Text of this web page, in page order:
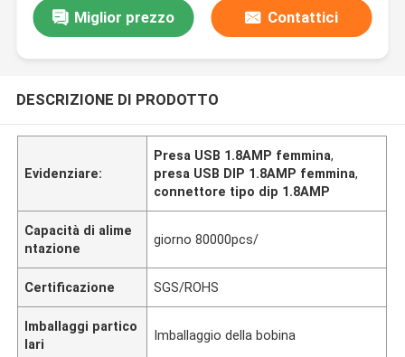
Miglior prezzo Contattici
DESCRIZIONE DI PRODOTTO
Evidenziare:
Presa USB 1.8AMP femmina,
presa USB DIP 1.8AMP femmina,
connettore tipo dip 1.8AMP
Capacità di alime
ntazione
giorno 80000pcs/
Certificazione SGS/ROHS
Imballaggi partico
lari
Imballaggio della bobina